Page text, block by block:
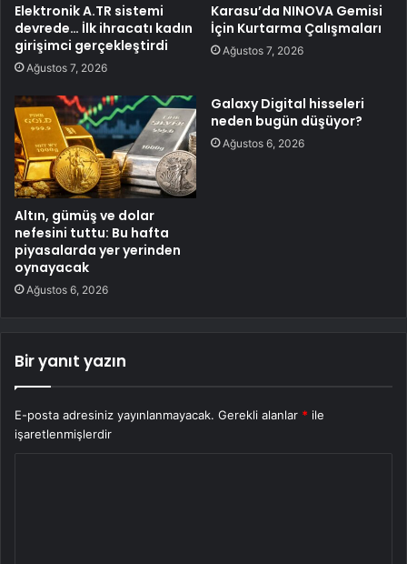
Elektronik A.TR sistemi
devrede… İlk ihracatı kadın
girişimci gerçekleştirdi
Ağustos 7, 2026
Karasu’da NINOVA Gemisi
İçin Kurtarma Çalışmaları
Ağustos 7, 2026
Altın, gümüş ve dolar
nefesini tuttu: Bu hafta
piyasalarda yer yerinden
oynayacak
Ağustos 6, 2026
Galaxy Digital hisseleri
neden bugün düşüyor?
Ağustos 6, 2026
Bir yanıt yazın
E-posta adresiniz yayınlanmayacak. Gerekli alanlar * ile
işaretlenmişlerdir